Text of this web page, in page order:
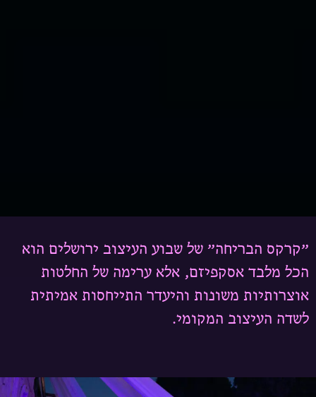
״קרקס הבריחה״ של שבוע העיצוב ירושלים הוא
הכל מלבד אסקפיזם, אלא ערימה של החלטות
אוצרותיות משונות והיעדר התייחסות אמיתית
לשדה העיצוב המקומי.